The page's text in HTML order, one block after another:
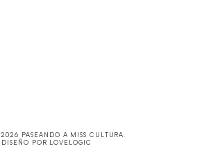
2026 PASEANDO A MISS CULTURA.
DISEÑO POR LOVELOGIC